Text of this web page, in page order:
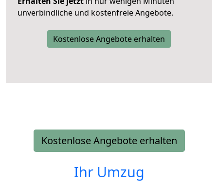
unverbindliche und kostenfreie Angebote.
Kostenlose Angebote erhalten
Kostenlose Angebote erhalten
Ihr Umzug